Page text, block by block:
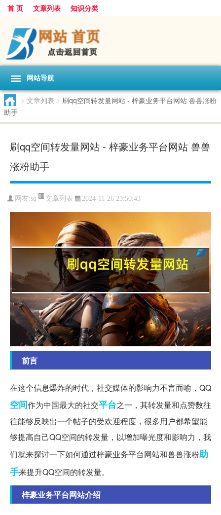
首 页 文章列表 知识分类
网站导航
> 文章列表 > 刷qq空间转发量网站 - 梓豪业务平台网站 兽兽涨粉
助手
刷qq空间转发量网站 - 梓豪业务平台网站 兽兽
涨粉助手
网友:sq 文章列表 2024-11-26 23:50:43
前言
在这个信息爆炸的时代，社交媒体的影响力不言而喻，QQ
空间作为中国最大的社交平台之一，其转发量和点赞数往
往能够反映出一个帖子的受欢迎程度，很多用户都希望能
够提高自己QQ空间的转发量，以增加曝光度和影响力，我
们就来探讨一下如何通过梓豪业务平台网站和兽兽涨粉助
手来提升QQ空间的转发量。
梓豪业务平台网站介绍